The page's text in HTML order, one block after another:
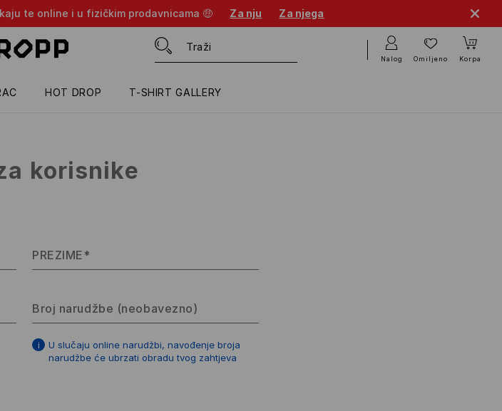
te online i u fizičkim prodavnicama 🤑 Za nju Za njega
HOT DROP T-SHIRT GALLERY
Nalog Omiljeno Korpa
korisnike
PREZIME*
Broj narudžbe (neobavezno)
U slučaju online narudžbi, navođenje broja
narudžbe će ubrzati obradu tvog zahtjeva